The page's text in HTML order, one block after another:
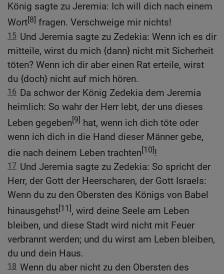
König sagte zu Jeremia: Ich will dich nach einem
Wort[8] fragen. Verschweige mir nichts!
15 Und Jeremia sagte zu Zedekia: Wenn ich es dir
mitteile, wirst du mich {dann} nicht mit Sicherheit
töten? Wenn ich dir aber einen Rat erteile, wirst
du {doch} nicht auf mich hören.
16 Da schwor der König Zedekia dem Jeremia
heimlich: So wahr der Herr lebt, der uns dieses
Leben gegeben[9] hat, wenn ich dich töte oder
wenn ich dich in die Hand dieser Männer gebe,
die nach deinem Leben trachten[10]!
17 Und Jeremia sagte zu Zedekia: So spricht der
Herr, der Gott der Heerscharen, der Gott Israels:
Wenn du zu den Obersten des Königs von Babel
hinausgehst[11], wird deine Seele am Leben
bleiben, und diese Stadt wird nicht mit Feuer
verbrannt werden; und du wirst am Leben bleiben,
du und dein Haus.
18 Wenn du aber nicht zu den Obersten des